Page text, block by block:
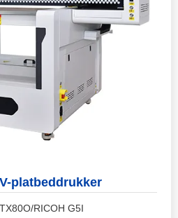
platbeddrukker
RICOH G5I